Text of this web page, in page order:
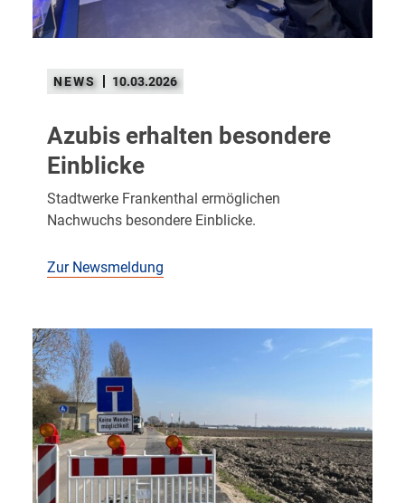
Azubis erhalten besondere
Einblicke
Stadtwerke Frankenthal ermöglichen
Nachwuchs besondere Einblicke.
10.03.2026
Zur Newsmeldung